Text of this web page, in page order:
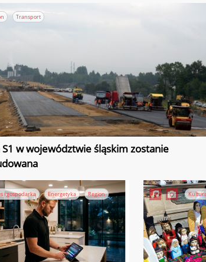
Transport
S1 w województwie śląskim zostanie
i gospodarka Energetyka Region